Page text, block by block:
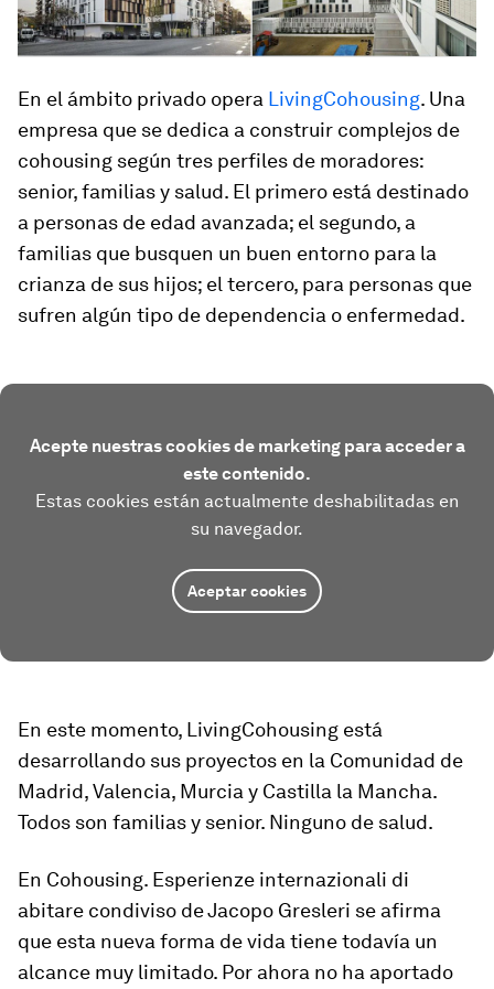
En el ámbito privado opera LivingCohousing. Una
empresa que se dedica a construir complejos de
cohousing según tres perfiles de moradores:
senior, familias y salud. El primero está destinado
a personas de edad avanzada; el segundo, a
familias que busquen un buen entorno para la
crianza de sus hijos; el tercero, para personas que
sufren algún tipo de dependencia o enfermedad.
Acepte nuestras cookies de marketing para acceder a
este contenido.
Estas cookies están actualmente deshabilitadas en
su navegador.
Aceptar cookies
En este momento, LivingCohousing está
desarrollando sus proyectos en la Comunidad de
Madrid, Valencia, Murcia y Castilla la Mancha.
Todos son familias y senior. Ninguno de salud.
En Cohousing. Esperienze internazionali di
abitare condiviso de Jacopo Gresleri se afirma
que esta nueva forma de vida tiene todavía un
alcance muy limitado. Por ahora no ha aportado